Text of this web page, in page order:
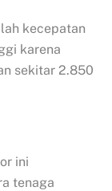
kecepatan
karena
sekitar 2.850
ini
tenaga